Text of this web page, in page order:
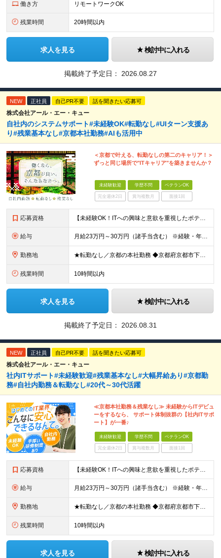
働き方 リモートワークOK
残業時間 20時間以内
求人を見る 検討中に入れる
掲載終了予定日： 2026.08.27
NEW 正社員 自己PR不要 話を聞きたい応募可
株式会社アール・エー・キュー
自社内のシステムサポート#未経験OK#転勤なし#UIターン支援あ
り#残業基本なし#京都本社勤務#AIも活用中
＜京都で叶える、転勤なしの第二のキャリア！＞
ずっと同じ場所で"ITキャリア"を築きませんか？
未経験歓迎 学歴不問 ベテランOK
完全週休2日 賞与複数月 面接1回
応募資格 【未経験OK！ITへの興味と意欲を重視したポテンシャル採用です！】 ●未経験・知識がなくてもITへの関心や興味があればOK！ ●学歴不問 ＼前職での経験や業界は一切不問！／ □「昔からパソコンを触る
給与 月給23万円～30万円（諸手当含む） ※経験・年齢・スキルなどを考慮の上、当社規定により優遇いたします。 ※残業は基本発生しませんが、発生した場合は時間外手当を全額別途支給します。 ※試用期間2ヶ月
勤務地 ★転勤なし／京都の本社勤務 ◆京都府京都市下京区五条通寺町西入ル御影堂町16-21 京都建物ビル2F ┗「清水五条」駅徒歩2分 ＼配属部署は温かい職場です♪／ 平均年齢は28歳で、若手も多く在籍し
残業時間 10時間以内
求人を見る 検討中に入れる
掲載終了予定日： 2026.08.31
NEW 正社員 自己PR不要 話を聞きたい応募可
株式会社アール・エー・キュー
社内ITサポート#未経験歓迎#残業基本なし#大幅昇給あり#京都勤
務#自社内勤務＆転勤なし#20代～30代活躍
≪京都本社勤務＆残業なし≫ 未経験からITデビュ
ーをするなら、 サポート体制抜群の【社内ITサポ
ート】が一番♪
未経験歓迎 学歴不問 ベテランOK
完全週休2日 賞与複数月 面接1回
応募資格 【未経験OK！ITへの興味と意欲を重視したポテンシャル採用です！】 ●未経験・知識がなくてもITへの関心や興味があればOK！ ●学歴不問 ＼前職での経験や業界は一切不問！／ □「昔からパソコンを触る
給与 月給23万円～30万円（諸手当含む） ※経験・年齢・スキルなどを考慮の上、当社規定により優遇いたします。 ※残業は基本発生しませんが、発生した場合は時間外手当を全額別途支給します。 ※試用期間2ヶ月
勤務地 ★転勤なし／京都の本社勤務 ◆京都府京都市下京区五条通寺町西入ル御影堂町16-21 京都建物ビル2F ┗「清水五条」駅徒歩2分 ＼配属部署は温かい職場です♪／ 平均年齢は28歳で、若手も多く在籍し
残業時間 10時間以内
求人を見る 検討中に入れる